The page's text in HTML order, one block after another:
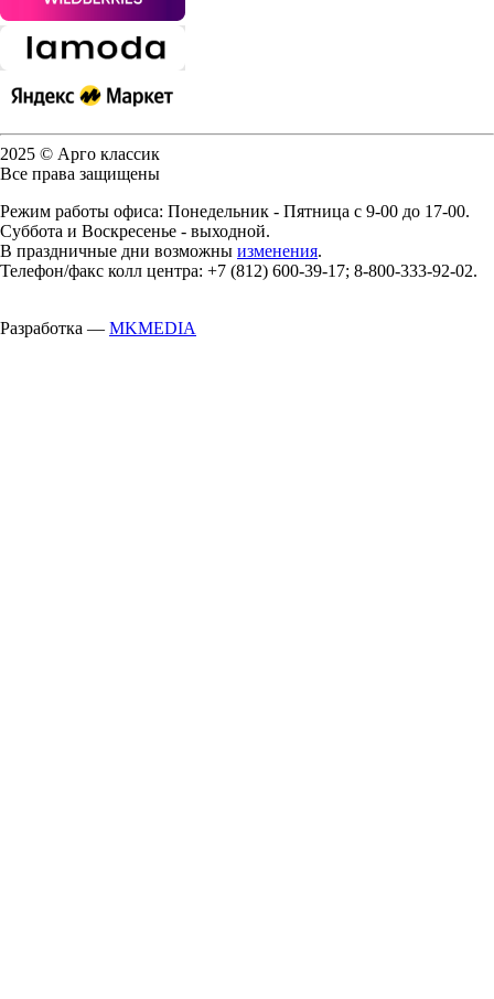
2025 © Арго классик
Все права защищены
Режим работы офиса: Понедельник - Пятница с 9-00 до 17-00.
Суббота и Воскресенье - выходной.
В праздничные дни возможны изменения.
Телефон/факс колл центра: +7 (812) 600-39-17; 8-800-333-92-02.
Разработка — MKMEDIA